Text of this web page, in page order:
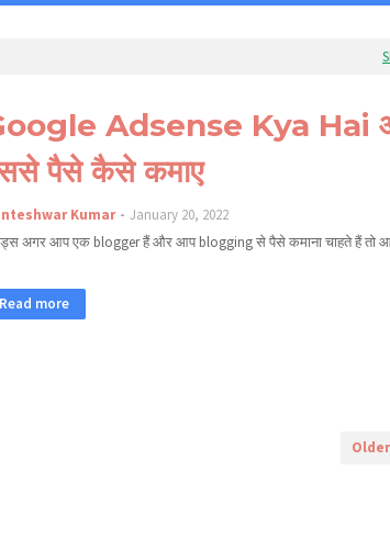
Adsense Kya Hai
पैसे कैसे कमाए
Kumar
January 20, 2022
अगर आप एक blogger हैं और आप blogging से पैसे कमाना चाहते हैं तो
Read more